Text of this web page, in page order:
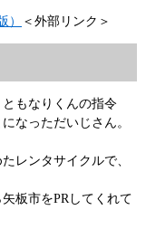
） ＜外部リンク＞
もなりくんの指令
なっただいじさん。
レンタサイクルで、
板市をPRしてくれて